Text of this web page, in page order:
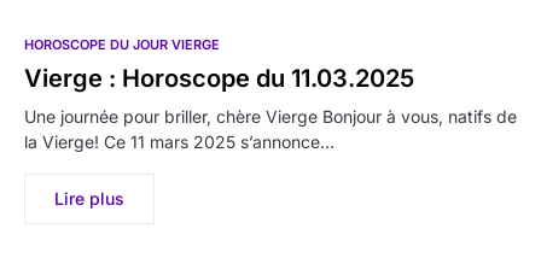
HOROSCOPE DU JOUR VIERGE
Vierge : Horoscope du 11.03.2025
Une journée pour briller, chère Vierge Bonjour à vous, natifs de
la Vierge! Ce 11 mars 2025 s’annonce…
Lire plus